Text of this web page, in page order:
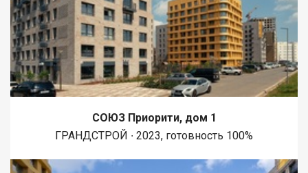
СОЮЗ Приорити, дом 1
ГРАНДСТРОЙ ∙ 2023, готовность 100%